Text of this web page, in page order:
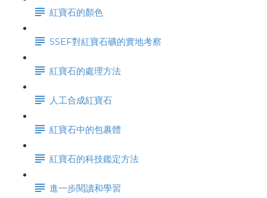
紅寶石的顏色
SSEF對紅寶石礦的實地考察
紅寶石的處理方法
人工合成紅寶石
紅寶石中的包裹體
紅寶石的科技鑑定方法
進一步閱讀和學習